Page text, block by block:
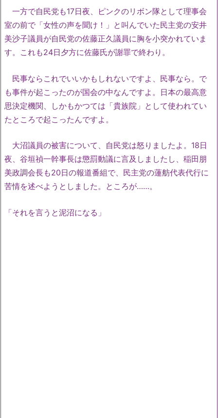
一方で自民党も17日夜、ピンクのリボン隊として理事会
室の前で「女性の声を聞け！」と叫んでいた民主党の安井
美沙子議員が自民党の佐藤正久議員に胸を小突かれていま
す。これも24日夕方に佐藤氏が謝罪で終わり。
民事ならこれでいいかもしれないですよ、民事なら。で
も事件が起こったのが国会の中なんですよ。日本の最高意
思決定機関、しかもかつては「貴族院」として使われてい
たところで起こったんですよ。
大沼議員の被害について、自民党は怒りましたよ。18日
夜、谷垣禎一幹事長は懲罰動議に言及しましたし、稲田朋
美政調会長も20日の報道番組で、民主党の蓮舫代表代行に
苦情を述べようとしました。ところが……。
「それを言うと泥沼になる」